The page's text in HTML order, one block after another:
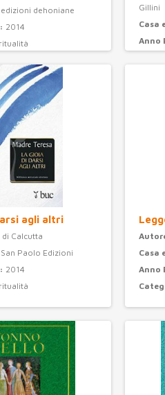
edizioni dehoniane
2014
Gillini
Casa
Anno
agli altri
di Calcutta
San Paolo Edizioni
2014
Casa
Anno